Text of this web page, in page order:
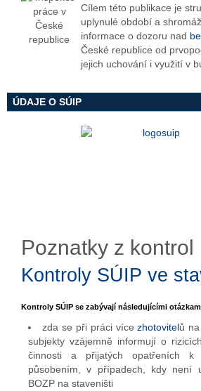
Cílem této publikace je
uplynulé období a
informace o dozoru nad
České republice od
jejich uchování i využití v
ÚDAJE O SÚIP
Poznatky z kontrol
Kontroly SÚIP ve
Kontroly SÚIP se zabývají následujícími
zda se při práci vícezhotovitelů
subjekty vzájemně informují o
činnosti a přijatých opatřeních k
působením, v případech, kdy není
BOZP na staveništi